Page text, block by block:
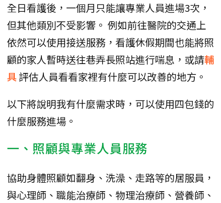
全日看護後，一個月只能讓專業人員進場3次，
但其他類別不受影響。 例如前往醫院的交通上
依然可以使用接送服務，看護休假期間也能將照
顧的家人暫時送往巷弄長照站進行喘息，或請輔
具 評估人員看看家裡有什麼可以改善的地方。
以下將說明我有什麼需求時，可以使用四包錢的
什麼服務進場。
一、照顧與專業人員服務
協助身體照顧如翻身、洗澡、走路等的居服員，
與心理師、職能治療師、物理治療師、營養師、